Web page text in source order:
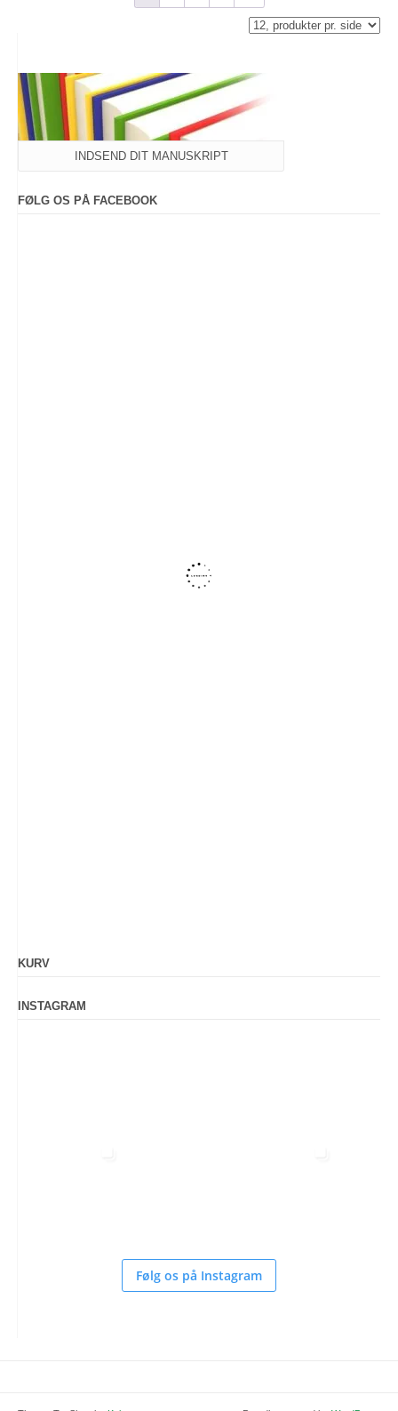
INDSEND DIT MANUSKRIPT
FØLG OS PÅ FACEBOOK
KURV
INSTAGRAM
Følg os på Instagram